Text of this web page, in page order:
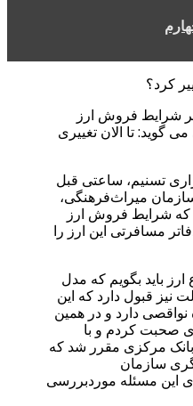
کرد؟
شرایط فروش ارز
گوید: تا الان تغییری
تسنیم، ساعتی قبل
میراث‌فرهنگی،
شرایط فروش ارز
مسافرتی این ارز را
باید بگویم که مدل
نیز قبول دارد که این
دارد و در همین
صحبت کردم و با
مرکزی مقرر شد که
سازمان
این مسئله موردبررسی